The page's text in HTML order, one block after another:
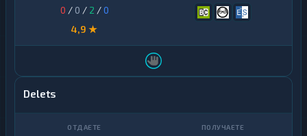
0 / 0 / 2 /0
4,9 ★
Delets